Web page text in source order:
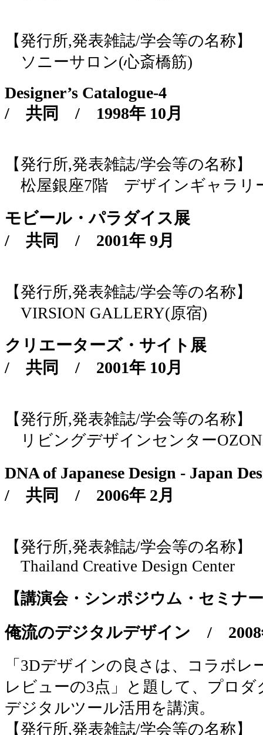
【発行所,発表雑誌/学会等の名称】
ソニーサロン(心斎橋筋)
Designer’s Catalogue-4
/ 共同 / 1998年 10月
【発行所,発表雑誌/学会等の名称】
松屋銀座7階 デザインギャラリ
モビール・パラダイス展
/ 共同 / 2001年 9月
【発行所,発表雑誌/学会等の名称】
VIRSION GALLERY(原宿)
クリエーターズ・サイト展
/ 共同/ 2001年 10月
【発行所,発表雑誌/学会等の名称】
リビングデザインセンター
DNA of Japanese Design - Japan
/ 共同 / 2006年 2月
【発行所,発表雑誌/学会等の名称】
Thailand Creative Design Center
【講演会・シンポジウム・セミナ
俺流のデジタルデザイン / 2008
「3Dデザインの良さは、コラボ
レビューの3点」と題して、プロ
デジタルツール活用を講演。
【発行所,発表雑誌/学会等の名称】